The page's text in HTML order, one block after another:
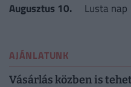
Augusztus 10.
Lusta nap
AJÁNLATUNK
Vásárlás közben is